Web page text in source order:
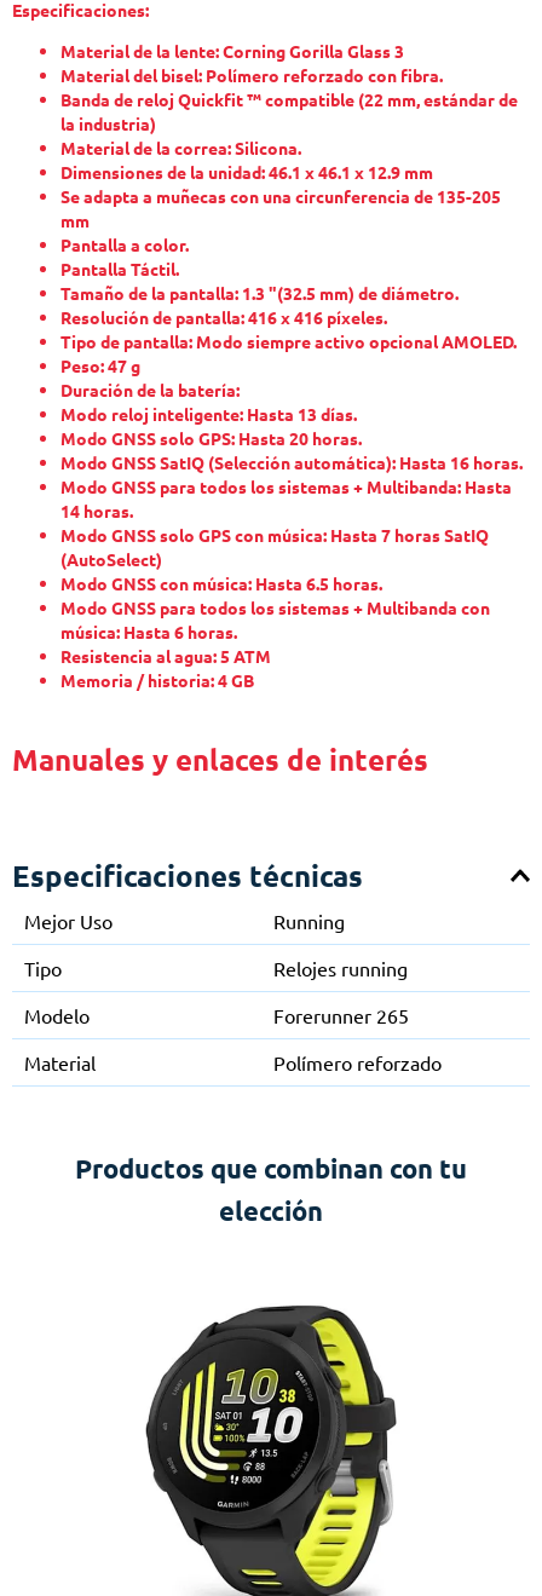
Especificaciones:
Material de la lente: Corning Gorilla Glass 3
Material del bisel: Polímero reforzado con fibra.
Banda de reloj Quickfit ™ compatible (22 mm, estándar de
la industria)
Material de la correa: Silicona.
Dimensiones de la unidad: 46.1 x 46.1 x 12.9 mm
Se adapta a muñecas con una circunferencia de 135-205
mm
Pantalla a color.
Pantalla Táctil.
Tamaño de la pantalla: 1.3 "(32.5 mm) de diámetro.
Resolución de pantalla: 416 x 416 píxeles.
Tipo de pantalla: Modo siempre activo opcional AMOLED.
Peso: 47 g
Duración de la batería:
Modo reloj inteligente: Hasta 13 días.
Modo GNSS solo GPS: Hasta 20 horas.
Modo GNSS SatIQ (Selección automática): Hasta 16 horas.
Modo GNSS para todos los sistemas + Multibanda: Hasta
14 horas.
Modo GNSS solo GPS con música: Hasta 7 horas SatIQ
(AutoSelect)
Modo GNSS con música: Hasta 6.5 ​​horas.
Modo GNSS para todos los sistemas + Multibanda con
música: Hasta 6 horas.
Resistencia al agua: 5 ATM
Memoria / historia: 4 GB
Manuales y enlaces de interés
Especificaciones técnicas
Mejor Uso
Running
Tipo
Relojes running
Modelo
Forerunner 265
Material
Polímero reforzado
Productos que combinan con tu
elección